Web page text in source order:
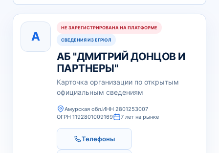
А
НЕ ЗАРЕГИСТРИРОВАНА НА ПЛАТФОРМЕ
СВЕДЕНИЯ ИЗ ЕГРЮЛ
АБ "ДМИТРИЙ ДОНЦОВ И
ПАРТНЕРЫ"
Карточка организации по открытым
официальным сведениям
Амурская обл.ИНН 2801253007
ОГРН 1192801009169
7 лет на рынке
Телефоны